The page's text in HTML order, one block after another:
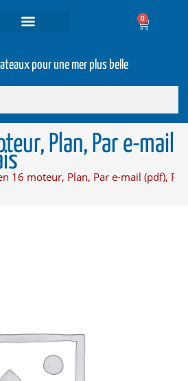
0
pour une mer plus belle
Plan, Par e-mail
16 moteur, Plan, Par e-mail (pdf),